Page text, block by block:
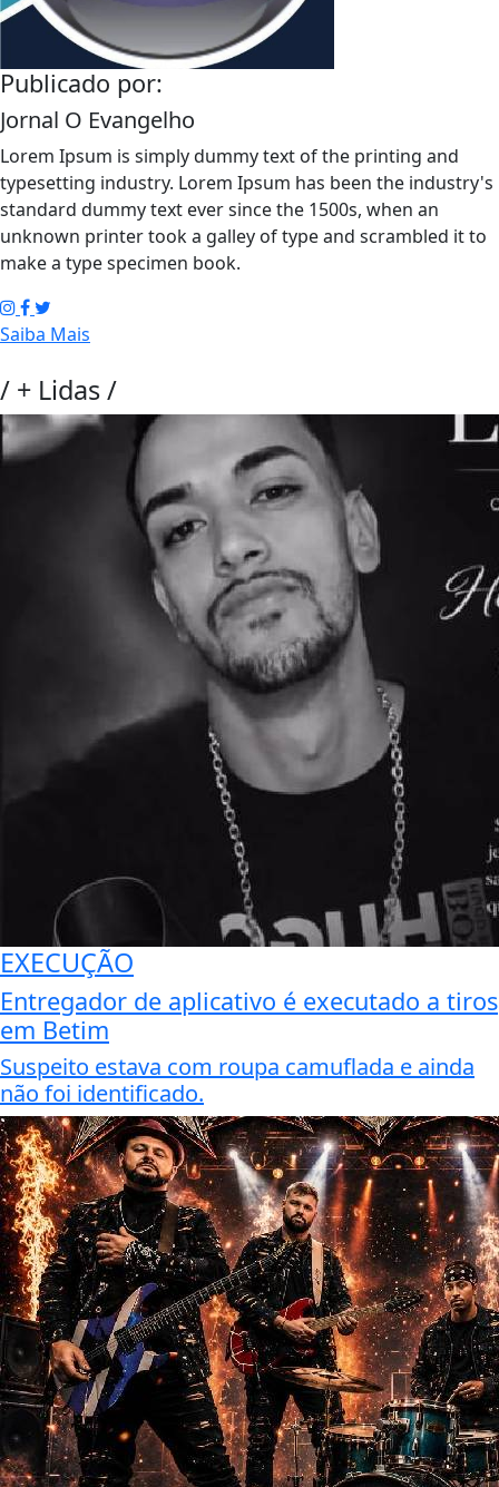
Publicado por:
Jornal O Evangelho
Lorem Ipsum is simply dummy text of the printing and
typesetting industry. Lorem Ipsum has been the industry's
standard dummy text ever since the 1500s, when an
unknown printer took a galley of type and scrambled it to
make a type specimen book.
Saiba Mais
/ + Lidas/
EXECUÇÃO
Entregador de aplicativo é executado a tiros
em Betim
Suspeito estava com roupa camuflada e ainda
não foi identificado.